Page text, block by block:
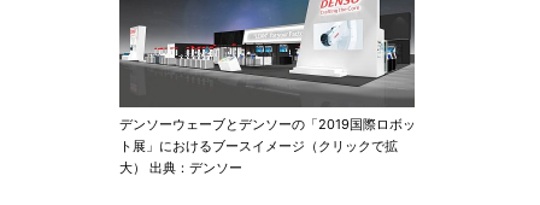
デンソーウェーブとデンソーの「2019国際ロボッ
ト展」におけるブースイメージ（クリックで拡
大） 出典：デンソー